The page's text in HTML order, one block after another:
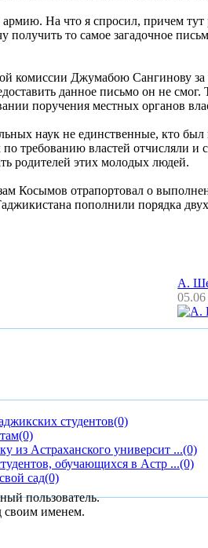
На что я спросил, причем
получить то самое загадочное
комиссии Джумабою Сангинову
данное письмо он не
поручения местных органов
наук не единственные, кто
по требованию властей
родителей этих молодых людей.
Косымов отрапортовал о
пополнили порядка
А.
студентов(0)
(0)
из Астраханского университ ...(0)
обучающихся в Астр ...(0)
сад(0)
пользователь.
своим именем.